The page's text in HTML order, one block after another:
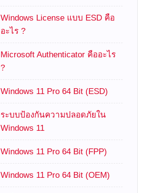
Windows License แบบ ESD คือ
อะไร ?
Microsoft Authenticator คืออะไร
?
Windows 11 Pro 64 Bit (ESD)
ระบบป้องกันความปลอดภัยใน
Windows 11
Windows 11 Pro 64 Bit (FPP)
Windows 11 Pro 64 Bit (OEM)